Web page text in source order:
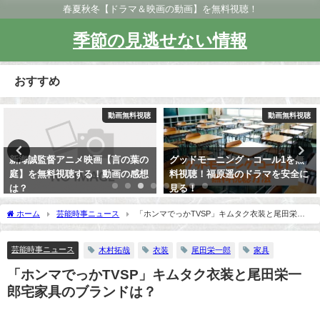
春夏秋冬【ドラマ＆映画の動画】を無料視聴！
季節の見逃せない情報
おすすめ
の葉の
の感想
動画無料視聴
グッドモーニング・コール1を無
料視聴！福原遥のドラマを安全に
都庁爆破（スペシャルド
無料視聴できる！見逃し
ホーム 芸能時事ニュース
「ホンマでっかTVSP」キムタク衣装と尾田栄一
郎宅家具のブランドは？
芸能時事ニュース 木村拓哉 衣装 尾田栄一郎 家具
「ホンマでっかTVSP」キムタク衣装と尾田栄一
郎宅家具のブランドは？